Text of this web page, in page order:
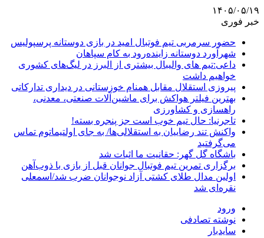
۱۴۰۵/۰۵/۱۹
خبر فوری
حضور سرمربی تیم فوتبال امید در بازی دوستانه پرسپولیس
شهرآورد دوستانه زاینده‌رود به کام سپاهان
داعی:تیم های والیبال بیشتری از البرز در لیگ‌های کشوری
خواهیم داشت
پیروزی استقلال مقابل همنام خوزستانی در دیداری تدارکاتی
بهترین فیلتر هواکش برای ماشین‌آلات صنعتی، معدنی،
راهسازی و کشاورزی
تاجرنیا: حال تیم خوب است جز پنجره بسته!
واکنش تند رضاییان به استقلالی‌ها/ به جای اولتیماتوم تماس
می‌گرفتید
باشگاه گل گهر: حقانیت ما اثبات شد
برگزاری تمرین تیم فوتبال جوانان قبل از بازی با ذوب‌آهن
اولین مدال طلای کشتی آزاد نوجوانان ضرب شد/اسمعلی
نقره‌ای شد
ورود
نوشته تصادفی
سایدبار